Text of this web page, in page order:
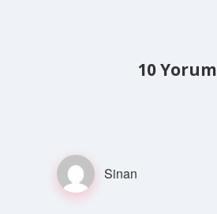
10 Yorum
Sinan